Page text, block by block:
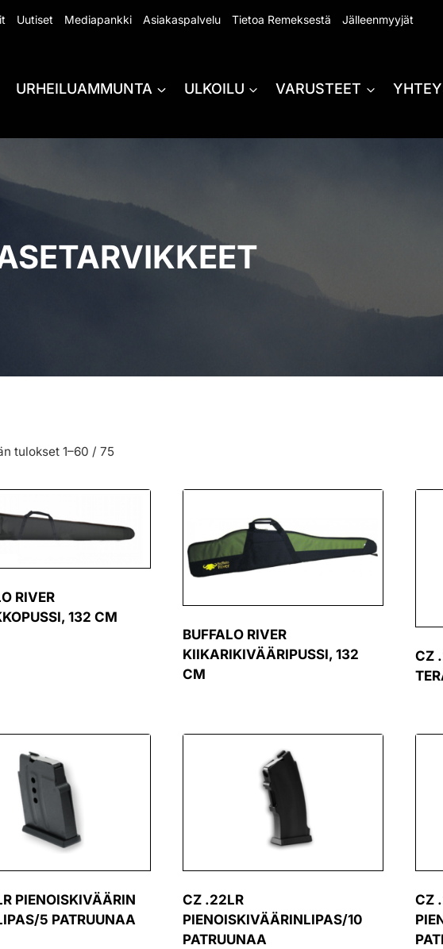
Uutiset Mediapankki Asiakaspalvelu Tietoa Remeksestä Jälleenmyyjät
URHEILUAMMUNTA ULKOILU VARUSTEET
tulokset 1–60 / 75
RIVER
132 CM
BUFFALO RIVER
KIIKARIKIVÄÄRIPUSSI, 132
CM
CZ
PIENOISKIVÄÄRIN
5 PATRUUNAA
CZ .22LR
PIENOISKIVÄÄRINLIPAS/10
PATRUUNAA
CZ